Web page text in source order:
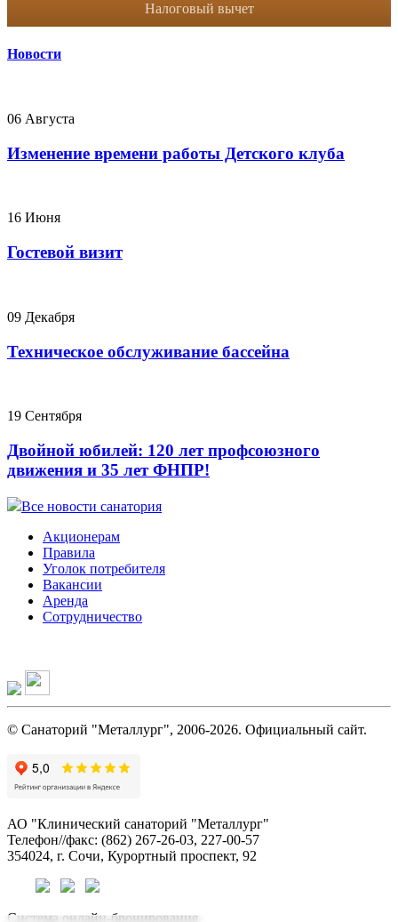
Налоговый вычет
Новости
06 Августа
Изменение времени работы Детского клуба
16 Июня
Гостевой визит
09 Декабря
Техническое обслуживание бассейна
19 Сентября
Двойной юбилей: 120 лет профсоюзного
движения и 35 лет ФНПР!
Все новости санатория
Акционерам
Правила
Уголок потребителя
Вакансии
Аренда
Сотрудничество
© Санаторий "Металлург", 2006-2026. Официальный сайт.
АО "Клинический санаторий "Металлург"
Телефон//факс: (862) 267-26-03, 227-00-57
354024, г. Сочи, Курортный проспект, 92
Система онлайн-бронирования